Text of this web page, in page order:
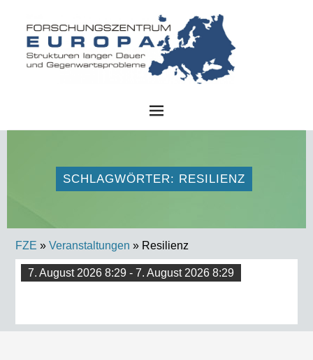
SCHLAGWÖRTER: RESILIENZ
FZE » Veranstaltungen » Resilienz
7. August 2026 8:29 - 7. August 2026 8:29